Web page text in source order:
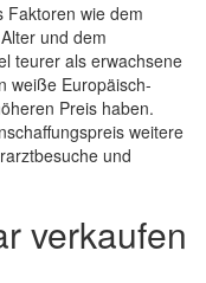
Faktoren wie dem
und dem
teurer als erwachsene
weiße Europäisch-
Preis haben.
weitere
und
verkaufen